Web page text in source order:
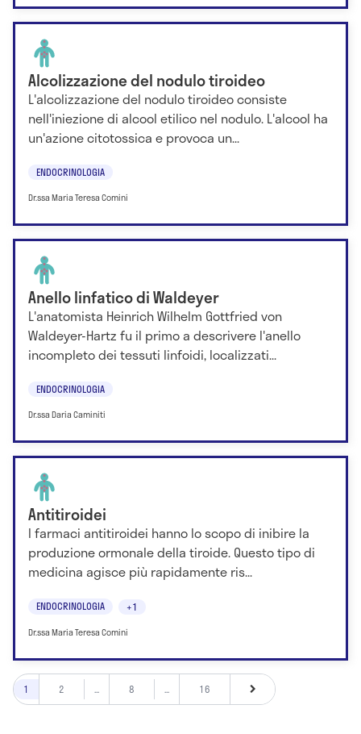
Alcolizzazione del nodulo tiroideo
L'alcolizzazione del nodulo tiroideo consiste
nell'iniezione di alcool etilico nel nodulo. L'alcool ha
un'azione citotossica e provoca un...
ENDOCRINOLOGIA
Dr.ssa Maria Teresa Comini
Anello linfatico di Waldeyer
L'anatomista Heinrich Wilhelm Gottfried von
Waldeyer-Hartz fu il primo a descrivere l'anello
incompleto dei tessuti linfoidi, localizzati...
ENDOCRINOLOGIA
Dr.ssa Daria Caminiti
Antitiroidei
I farmaci antitiroidei hanno lo scopo di inibire la
produzione ormonale della tiroide. Questo tipo di
medicina agisce più rapidamente ris...
ENDOCRINOLOGIA +1
Dr.ssa Maria Teresa Comini
1 2 ... 8 ... 16